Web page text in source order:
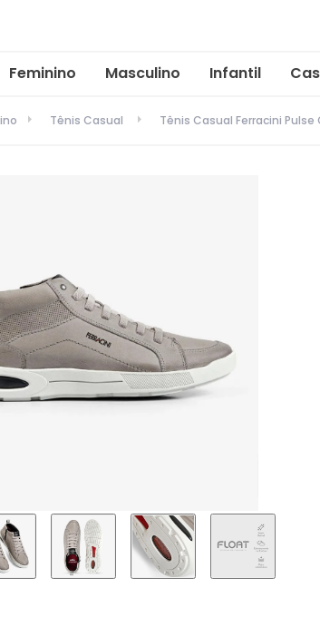
Feminino Masculino Infantil
Tênis Casual Tênis Casual Ferracini Pulse